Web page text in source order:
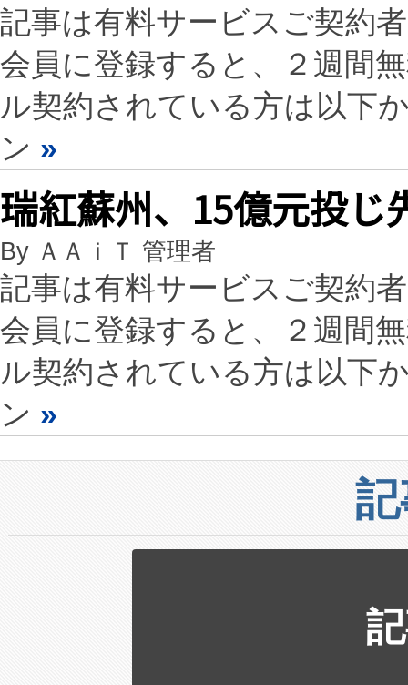
記事は有料サービスご契約
会員に登録すると、２週間
ル契約されている方は以下
ン »
瑞紅蘇州、15億元投じ
By ＡＡｉＴ 管理者
記事は有料サービスご契約
会員に登録すると、２週間
ル契約されている方は以下
ン »